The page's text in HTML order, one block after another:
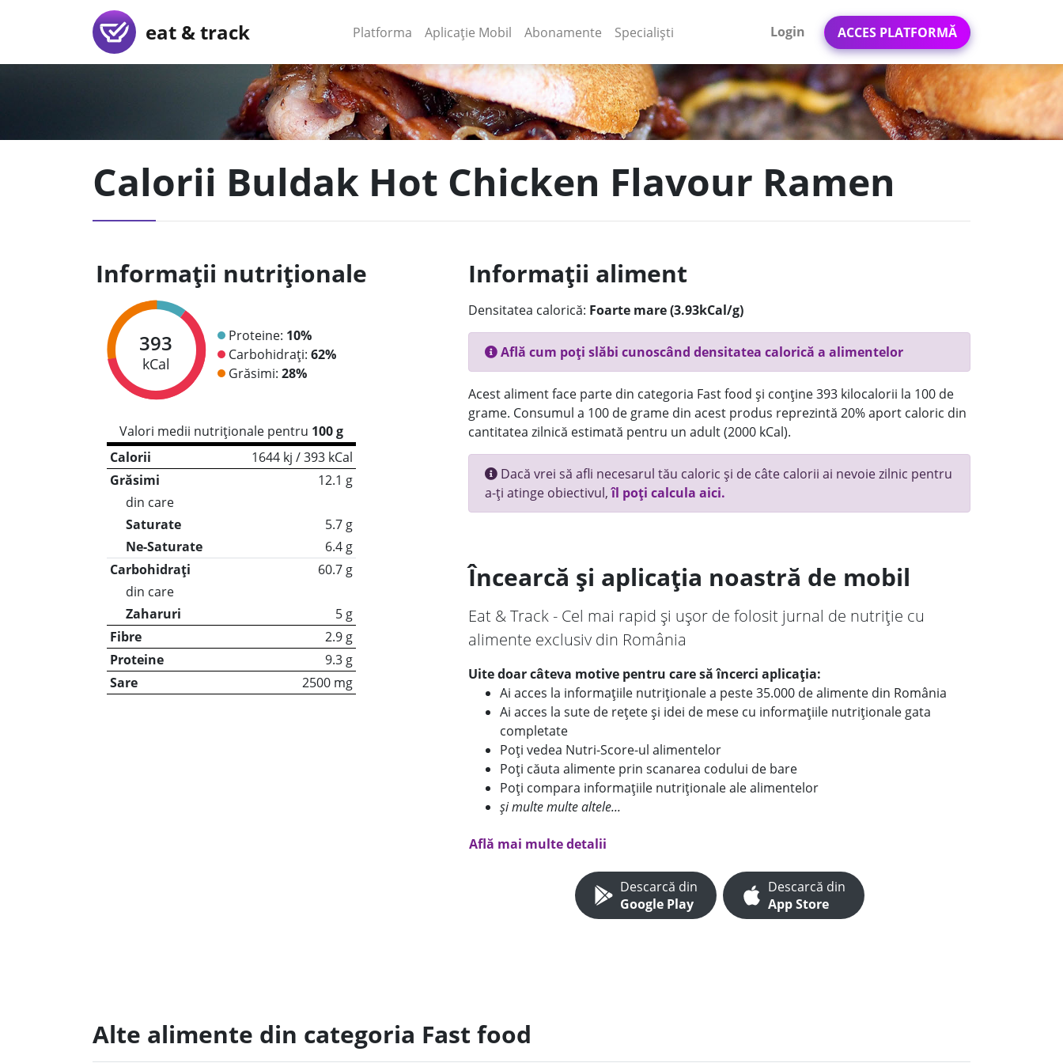
eat & track Platforma (current)
Aplicație Mobil (current)
Abonamente Specialiști Login ACCES PLATFORMĂ
Calorii Buldak Hot Chicken Flavour Ramen
Informații nutriționale
393
kCal
Proteine: 10%
Carbohidrați: 62%
Grăsimi: 28%
Valori medii nutriționale pentru 100 g
Calorii
1644 kj / 393 kCal
Grăsimi
12.1 g
din care
Saturate
5.7 g
Ne-Saturate
6.4 g
Carbohidrați
60.7 g
din care
Zaharuri
5 g
Fibre
2.9 g
Proteine
9.3 g
Sare
2500 mg
Informații aliment
Densitatea calorică: Foarte mare (3.93kCal/g)
Află cum poți slăbi cunoscând densitatea calorică a alimentelor
Acest aliment face parte din categoria Fast food și conține 393 kilocalorii la 100 de
grame. Consumul a 100 de grame din acest produs reprezintă 20% aport caloric din
cantitatea zilnică estimată pentru un adult (2000 kCal).
Dacă vrei să afli necesarul tău caloric și de câte calorii ai nevoie zilnic pentru
a-ți atinge obiectivul,îl poți calcula aici.
Încearcă și aplicația noastră de mobil
Eat & Track - Cel mai rapid și ușor de folosit jurnal de nutriție cu
alimente exclusiv din România
Uite doar câteva motive pentru care să încerci aplicația:
Ai acces la informațiile nutriționale a peste 35.000 de alimente din România
Ai acces la sute de rețete și idei de mese cu informațiile nutriționale gata
completate
Poți vedea Nutri-Score-ul alimentelor
Poți căuta alimente prin scanarea codului de bare
Poți compara informațiile nutriționale ale alimentelor
și multe multe altele...
Află mai multe detalii
Descarcă din
Google Play
Descarcă din
App Store
Alte alimente din categoria Fast food